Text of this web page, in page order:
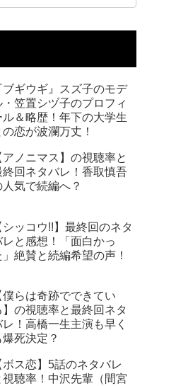
ブギウギ』スズ子のモデ
・笠置シヅ子のプロフィ
ル＆略歴！年下の大学生
の恋が波瀾万丈！
アノニマス】の視聴率と
終回ネタバレ！香取慎吾
人気で続編へ？
シッコウ!!】最終回のネタ
レと感想！「面白かっ
」絶賛と続編希望の声！
僕らは奇跡でできてい
】の視聴率と最終回ネタ
レ！高橋一生主演も早く
爆死決定？
ボス恋】5話のネタバレ
視聴率！中沢先輩（間宮